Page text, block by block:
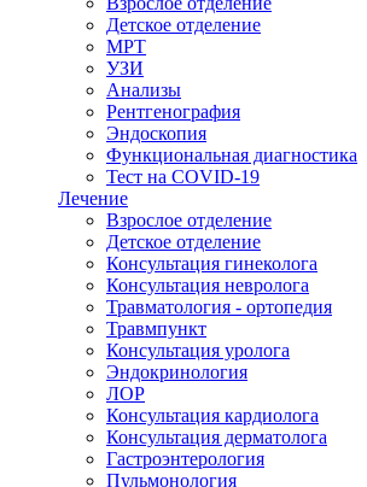
Детское отделение
МРТ
УЗИ
Анализы
Рентгенография
Эндоскопия
Функциональная диагностика
Тест на COVID-19
Лечение
Взрослое отделение
Детское отделение
Консультация гинеколога
Консультация невролога
Травматология - ортопедия
Травмпункт
Консультация уролога
Эндокринология
ЛОР
Консультация кардиолога
Консультация дерматолога
Гастроэнтерология
Пульмонология